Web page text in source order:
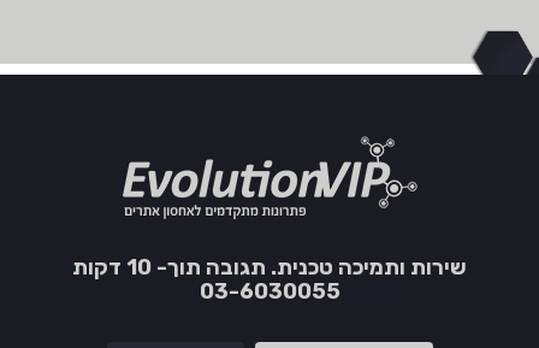
שירות ותמיכה טכנית. תגובה תוך- 10 דקות
03-6030055